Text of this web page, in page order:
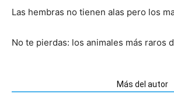
Las hembras no tienen alas pero los
No te pierdas: los animales más raros
Más del autor